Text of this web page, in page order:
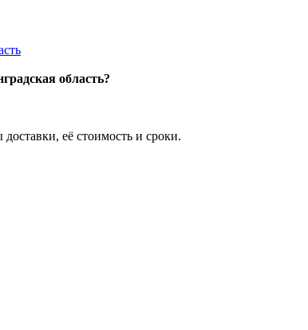
область?
её стоимость и сроки.